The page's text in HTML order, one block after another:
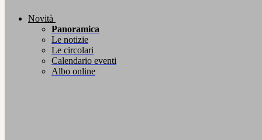
Novità
Panoramica
Le notizie
Le circolari
Calendario eventi
Albo online